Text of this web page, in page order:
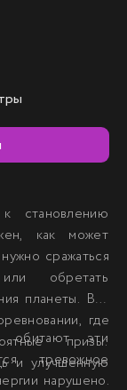
становлению
как может
сражаться
обретать
планеты. Вся
где
призы:
и улучшенную
эти
тревожное
нарушено.